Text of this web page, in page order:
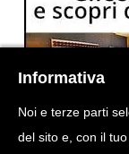
Informativa
Noi e terze parti
del sito e, con il